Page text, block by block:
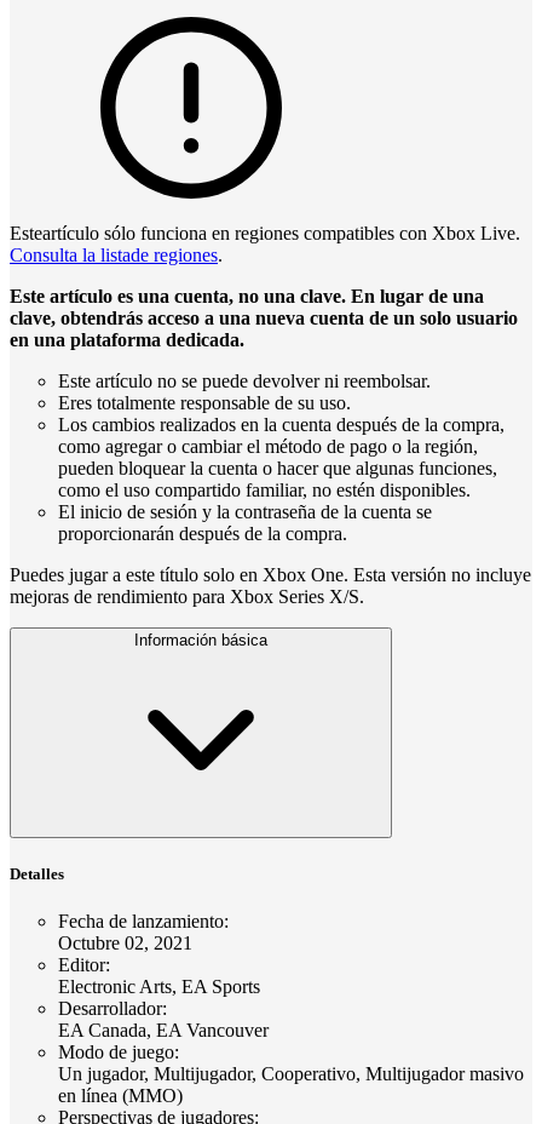
Esteartículo sólo funciona en regiones compatibles con Xbox Live.
Consulta la listade regiones.
Este artículo es una cuenta, no una clave. En lugar de una
clave, obtendrás acceso a una nueva cuenta de un solo usuario
en una plataforma dedicada.
Este artículo no se puede devolver ni reembolsar.
Eres totalmente responsable de su uso.
Los cambios realizados en la cuenta después de la compra,
como agregar o cambiar el método de pago o la región,
pueden bloquear la cuenta o hacer que algunas funciones,
como el uso compartido familiar, no estén disponibles.
El inicio de sesión y la contraseña de la cuenta se
proporcionarán después de la compra.
Puedes jugar a este título solo en Xbox One. Esta versión no incluye
mejoras de rendimiento para Xbox Series X/S.
Información básica
Detalles
Fecha de lanzamiento:
Octubre 02, 2021
Editor:
Electronic Arts, EA Sports
Desarrollador:
EA Canada, EA Vancouver
Modo de juego:
Un jugador, Multijugador, Cooperativo, Multijugador masivo
en línea (MMO)
Perspectivas de jugadores: